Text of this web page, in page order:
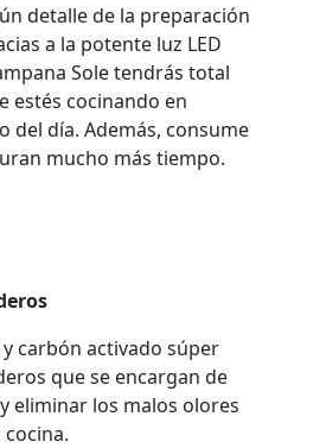
detalle de la preparación
a la potente luz LED
Sole tendrás total
estés cocinando en
del día. Además, consume
mucho más tiempo.
carbón activado súper
que se encargan de
eliminar los malos olores